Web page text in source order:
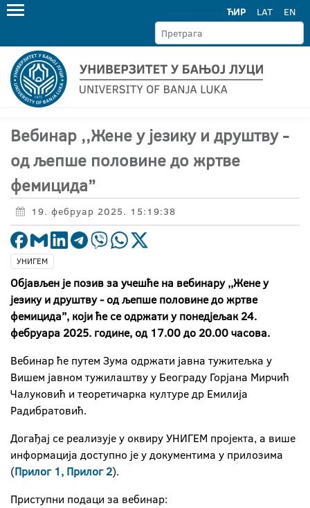
ЋИР LAT EN
Вебинар ,,Жене у језику и друштву -
од љепше половине до жртве
фемицида”
19. фебруар 2025. 15:19:38
УНИГЕМ
Објављен је позив за учешће на вебинару,,Жене у
језику и друштву - од љепше половине до жртве
фемицида”, који ће се одржати у понедјељак 24.
фебруара 2025. године, од 17.00 до 20.00 часова.
Вебинар ће путем Зума одржати јавна тужитељка у
Вишем јавном тужилаштву у Београду Горјана Мирчић
Чалуковић и теоретичарка културе др Емилија
Радибратовић.
Догађај се реализује у оквиру УНИГЕМ пројекта, а више
информација доступно је у документима у прилозима
(Прилог 1, Прилог 2).
Приступни подаци за вебинар: